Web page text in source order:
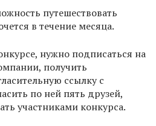
путешествовать
в течение месяца.
нужно подписаться на
получить
ссылку с
по ней пять друзей,
участниками конкурса.